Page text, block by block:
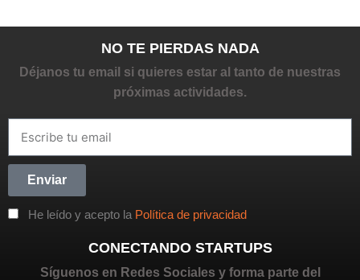
NO TE PIERDAS NADA
Déjanos tu email si quieres estar al tanto de nuestras
próximas actividades.
He leído y acepto la Política de privacidad
Enviar
CONECTANDO STARTUPS
Síguenos en Redes Sociales y forma parte del